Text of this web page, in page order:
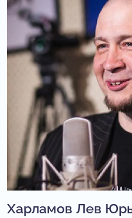
Харламов Лев